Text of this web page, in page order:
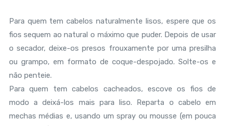
Para quem tem cabelos naturalmente lisos, espere que os
fios sequem ao natural o máximo que puder. Depois de usar
o secador, deixe-os presos frouxamente por uma presilha
ou grampo, em formato de coque-despojado. Solte-os e
não penteie.
Para quem tem cabelos cacheados, escove os fios de
modo a deixá-los mais para liso. Reparta o cabelo em
mechas médias e, usando um spray ou mousse (em pouca